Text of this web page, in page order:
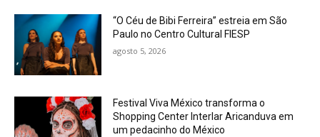
“O Céu de Bibi Ferreira” estreia em São
Paulo no Centro Cultural FIESP
agosto 5, 2026
Festival Viva México transforma o
Shopping Center Interlar Aricanduva em
um pedacinho do México